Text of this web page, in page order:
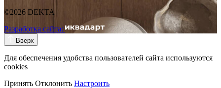
©2026 DEKTA
Разработка сайта:
Вверх
Для обеспечения удобства пользователей сайта используются
cookies
Принять Отклонить Настроить